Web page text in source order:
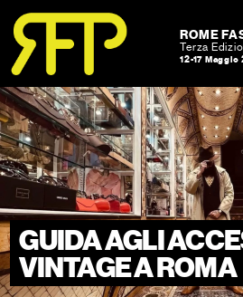
Skip to content
Skip to footer
ROME
Terza
12-17 Maggio
GUIDA AGLI
VINTAGE A ROMA